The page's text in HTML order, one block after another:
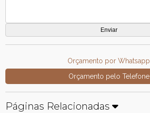
Orçamento por Whatsapp
Orçamento pelo Telefone
Páginas Relacionadas